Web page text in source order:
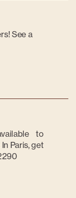
See a
to
Paris, get